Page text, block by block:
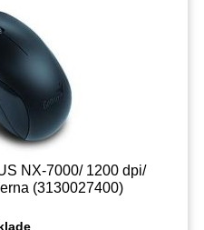
NX-7000/ 1200 dpi/
(3130027400)